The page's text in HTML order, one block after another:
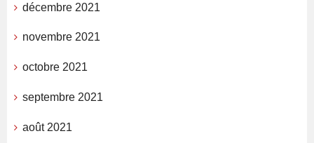
décembre 2021
novembre 2021
octobre 2021
septembre 2021
août 2021